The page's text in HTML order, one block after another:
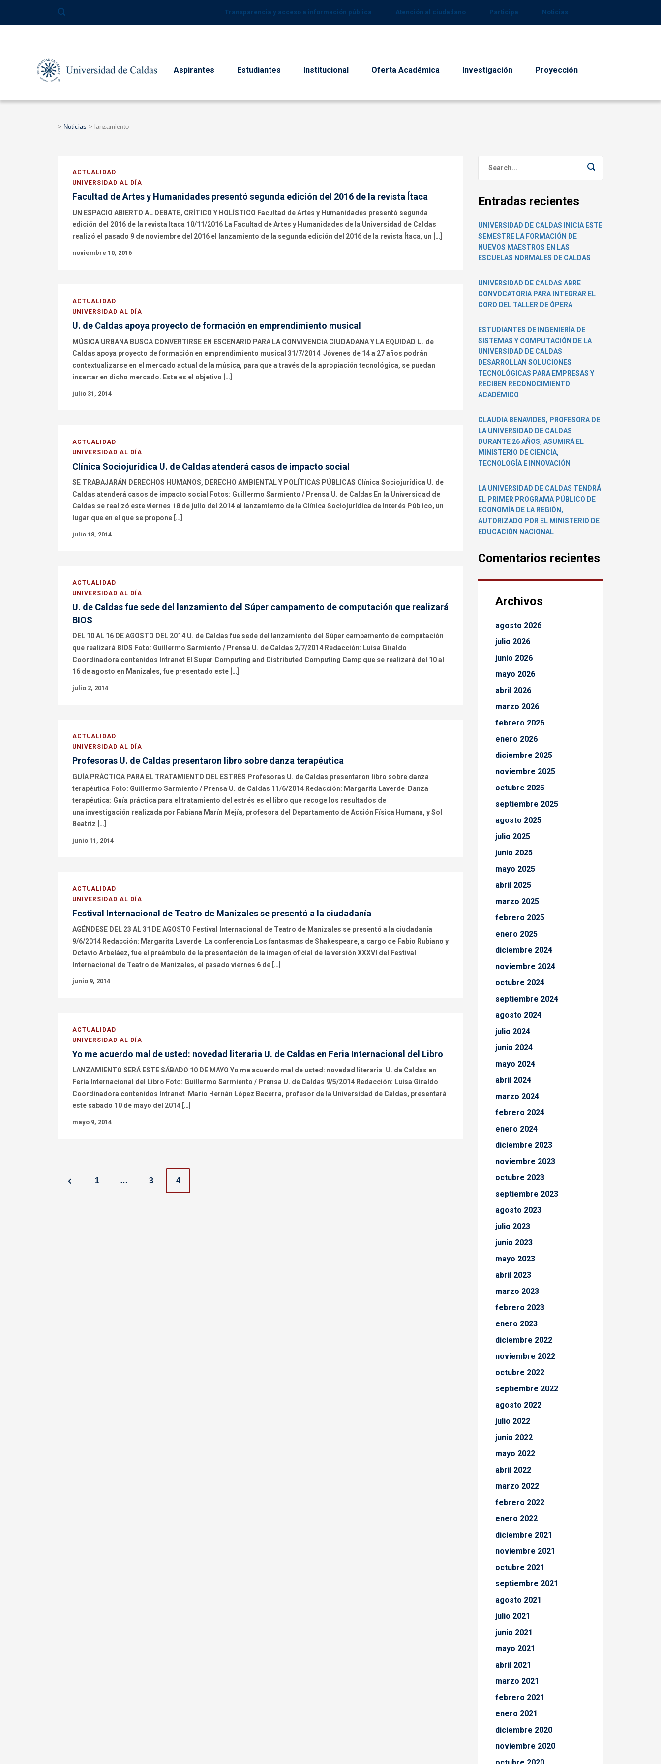
Transparencia y acceso a información pública Atención al ciudadano Participa Noticias
Aspirantes Estudiantes Institucional Oferta Académica Investigación Proyección
> Noticias > lanzamiento
ACTUALIDAD
UNIVERSIDAD AL DÍA
Facultad de Artes y Humanidades presentó segunda edición del 2016 de la revista Ítaca
UN ESPACIO ABIERTO AL DEBATE, CRÍTICO Y HOLÍSTICO Facultad de Artes y Humanidades presentó segunda
edición del 2016 de la revista Ítaca 10/11/2016 La Facultad de Artes y Humanidades de la Universidad de Caldas
realizó el pasado 9 de noviembre del 2016 el lanzamiento de la segunda edición del 2016 de la revista Ítaca, un […]
noviembre 10, 2016
ACTUALIDAD
UNIVERSIDAD AL DÍA
U. de Caldas apoya proyecto de formación en emprendimiento musical
MÚSICA URBANA BUSCA CONVERTIRSE EN ESCENARIO PARA LA CONVIVENCIA CIUDADANA Y LA EQUIDAD U. de
Caldas apoya proyecto de formación en emprendimiento musical 31/7/2014 Jóvenes de 14 a 27 años podrán
contextualizarse en el mercado actual de la música, para que a través de la apropiación tecnológica, se puedan
insertar en dicho mercado. Este es el objetivo […]
julio 31, 2014
ACTUALIDAD
UNIVERSIDAD AL DÍA
Clínica Sociojurídica U. de Caldas atenderá casos de impacto social
SE TRABAJARÁN DERECHOS HUMANOS, DERECHO AMBIENTAL Y POLÍTICAS PÚBLICAS Clínica Sociojurídica U. de
Caldas atenderá casos de impacto social Fotos: Guillermo Sarmiento / Prensa U. de Caldas En la Universidad de
Caldas se realizó este viernes 18 de julio del 2014 el lanzamiento de la Clínica Sociojurídica de Interés Público, un
lugar que en el que se propone […]
julio 18, 2014
ACTUALIDAD
UNIVERSIDAD AL DÍA
U. de Caldas fue sede del lanzamiento del Súper campamento de computación que realizará
BIOS
DEL 10 AL 16 DE AGOSTO DEL 2014 U. de Caldas fue sede del lanzamiento del Súper campamento de computación
que realizará BIOS Foto: Guillermo Sarmiento / Prensa U. de Caldas 2/7/2014 Redacción: Luisa Giraldo
Coordinadora contenidos Intranet El Super Computing and Distributed Computing Camp que se realizará del 10 al
16 de agosto en Manizales, fue presentado este […]
julio 2, 2014
ACTUALIDAD
UNIVERSIDAD AL DÍA
Profesoras U. de Caldas presentaron libro sobre danza terapéutica
GUÍA PRÁCTICA PARA EL TRATAMIENTO DEL ESTRÉS Profesoras U. de Caldas presentaron libro sobre danza
terapéutica Foto: Guillermo Sarmiento / Prensa U. de Caldas 11/6/2014 Redacción: Margarita Laverde Danza
terapéutica: Guía práctica para el tratamiento del estrés es el libro que recoge los resultados de
una investigación realizada por Fabiana Marín Mejía, profesora del Departamento de Acción Física Humana, y Sol
Beatriz […]
junio 11, 2014
ACTUALIDAD
UNIVERSIDAD AL DÍA
Festival Internacional de Teatro de Manizales se presentó a la ciudadanía
AGÉNDESE DEL 23 AL 31 DE AGOSTO Festival Internacional de Teatro de Manizales se presentó a la ciudadanía
9/6/2014 Redacción: Margarita Laverde La conferencia Los fantasmas de Shakespeare, a cargo de Fabio Rubiano y
Octavio Arbeláez, fue el preámbulo de la presentación de la imagen oficial de la versión XXXVI del Festival
Internacional de Teatro de Manizales, el pasado viernes 6 de […]
junio 9, 2014
ACTUALIDAD
UNIVERSIDAD AL DÍA
Yo me acuerdo mal de usted: novedad literaria U. de Caldas en Feria Internacional del Libro
LANZAMIENTO SERÁ ESTE SÁBADO 10 DE MAYO Yo me acuerdo mal de usted: novedad literaria U. de Caldas en
Feria Internacional del Libro Foto: Guillermo Sarmiento / Prensa U. de Caldas 9/5/2014 Redacción: Luisa Giraldo
Coordinadora contenidos Intranet Mario Hernán López Becerra, profesor de la Universidad de Caldas, presentará
este sábado 10 de mayo del 2014 […]
mayo 9, 2014
P
1 … 3 4
Entradas recientes
UNIVERSIDAD DE CALDAS INICIA ESTE
SEMESTRE LA FORMACIÓN DE
NUEVOS MAESTROS EN LAS
ESCUELAS NORMALES DE CALDAS
UNIVERSIDAD DE CALDAS ABRE
CONVOCATORIA PARA INTEGRAR EL
CORO DEL TALLER DE ÓPERA
ESTUDIANTES DE INGENIERÍA DE
SISTEMAS Y COMPUTACIÓN DE LA
UNIVERSIDAD DE CALDAS
DESARROLLAN SOLUCIONES
TECNOLÓGICAS PARA EMPRESAS Y
RECIBEN RECONOCIMIENTO
ACADÉMICO
CLAUDIA BENAVIDES, PROFESORA DE
LA UNIVERSIDAD DE CALDAS
DURANTE 26 AÑOS, ASUMIRÁ EL
MINISTERIO DE CIENCIA,
TECNOLOGÍA E INNOVACIÓN
LA UNIVERSIDAD DE CALDAS TENDRÁ
EL PRIMER PROGRAMA PÚBLICO DE
ECONOMÍA DE LA REGIÓN,
AUTORIZADO POR EL MINISTERIO DE
EDUCACIÓN NACIONAL
Comentarios recientes
Archivos
agosto 2026
julio 2026
junio 2026
mayo 2026
abril 2026
marzo 2026
febrero 2026
enero 2026
diciembre 2025
noviembre 2025
octubre 2025
septiembre 2025
agosto 2025
julio 2025
junio 2025
mayo 2025
abril 2025
marzo 2025
febrero 2025
enero 2025
diciembre 2024
noviembre 2024
octubre 2024
septiembre 2024
agosto 2024
julio 2024
junio 2024
mayo 2024
abril 2024
marzo 2024
febrero 2024
enero 2024
diciembre 2023
noviembre 2023
octubre 2023
septiembre 2023
agosto 2023
julio 2023
junio 2023
mayo 2023
abril 2023
marzo 2023
febrero 2023
enero 2023
diciembre 2022
noviembre 2022
octubre 2022
septiembre 2022
agosto 2022
julio 2022
junio 2022
mayo 2022
abril 2022
marzo 2022
febrero 2022
enero 2022
diciembre 2021
noviembre 2021
octubre 2021
septiembre 2021
agosto 2021
julio 2021
junio 2021
mayo 2021
abril 2021
marzo 2021
febrero 2021
enero 2021
diciembre 2020
noviembre 2020